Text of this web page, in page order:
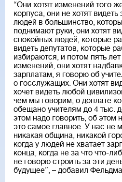
“Они хотят изменений того
корпуса, они не хотят
людей в большинство,
поднимают руки, они хотят
спокойных людей, которые
видеть депутатов, которые
избираются, и потом пять
изменений, они хотят
зарплатам, я говорю об
о госслужащих. Они хотят
хочет видеть любой
чем мы говорим, о доплате
обещано учителям до 4 тыс.
этом надо говорить, об этом
это самое главное. У нас не
никакая община, никакой
когда у людей не хватает
конца, когда не за что что-
не говорю строить за эти
будущее”, – добавил